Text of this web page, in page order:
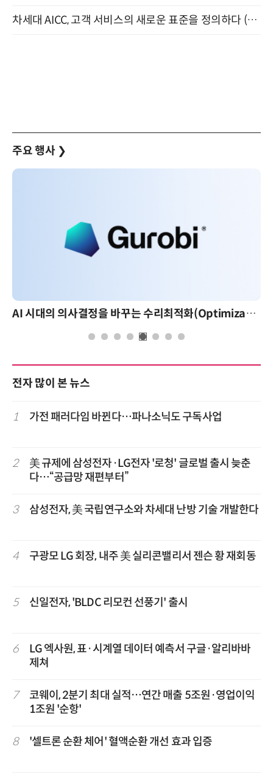
차세대 AICC, 고객 서비스의 새로운 표준을 정의하다 (9/9)
주요 행사 ❯
AI 시대의 의사결정을 바꾸는 수리최적화(Optimization): 실제 산업 적용 사례와 활용 전략 AI 핀옵스 실전 세미나: 폭
전자 많이 본 뉴스
1 가전 패러다임 바뀐다…파나소닉도 구독사업
2
美 규제에 삼성전자·LG전자 '로청' 글로벌 출시 늦춘
다…“공급망 재편부터”
3 삼성전자, 美 국립연구소와 차세대 난방 기술 개발한다
4 구광모 LG 회장, 내주 美 실리콘밸리서 젠슨 황 재회동
5 신일전자, 'BLDC 리모컨 선풍기' 출시
6
LG 엑사원, 표·시계열 데이터 예측서 구글·알리바바
제쳐
7
코웨이, 2분기 최대 실적…연간 매출 5조원·영업이익
1조원 '순항'
8 '셀트론 순환 체어' 혈액순환 개선 효과 입증